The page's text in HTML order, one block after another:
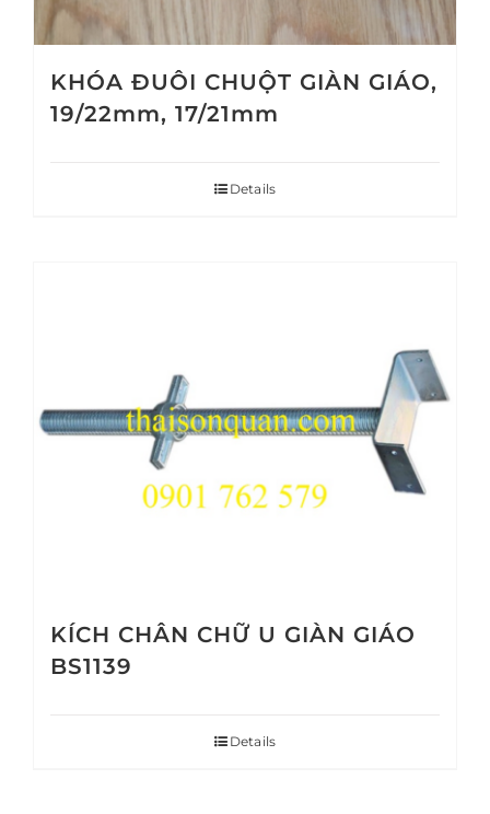
KHÓA ĐUÔI CHUỘT GIÀN GIÁO,
19/22mm, 17/21mm
Details
KÍCH CHÂN CHỮ U GIÀN GIÁO
BS1139
Details